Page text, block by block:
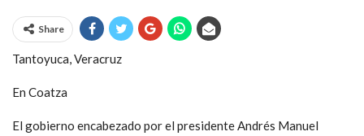
Share
Tantoyuca, Veracruz
En Coatza
El gobierno encabezado por el presidente Andrés Manuel